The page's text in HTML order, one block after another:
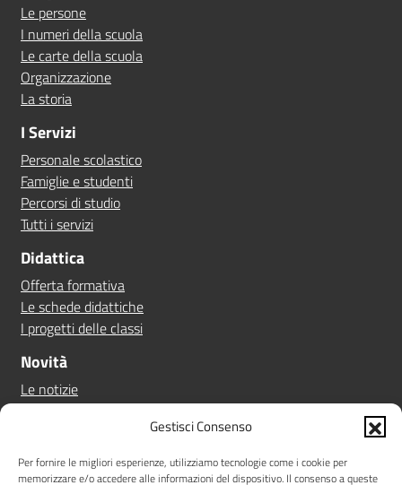
Gestisci Consenso
Per fornire le migliori esperienze, utilizziamo tecnologie come i cookie per
memorizzare e/o accedere alle informazioni del dispositivo. Il consenso a queste
Le persone
I numeri della scuola
Le carte della scuola
Organizzazione
La storia
I Servizi
Personale scolastico
Famiglie e studenti
Percorsi di studio
Tutti i servizi
Didattica
Offerta formativa
Le schede didattiche
I progetti delle classi
Novità
Le notizie
Le circolari
Albo online